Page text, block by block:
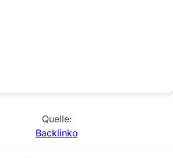
Quelle:
Backlinko